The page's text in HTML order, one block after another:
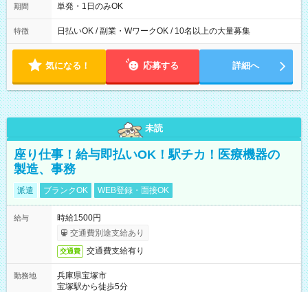
期間 単発・1日のみOK
特徴 日払いOK / 副業・WワークOK / 10名以上の大量募集
気になる！ 応募する 詳細へ
未読
座り仕事！給与即払いOK！駅チカ！医療機器の
製造、事務
派遣 ブランクOK WEB登録・面接OK
給与
時給1500円
交通費別途支給あり
交通費 交通費支給有り
勤務地
兵庫県宝塚市
宝塚駅から徒歩5分